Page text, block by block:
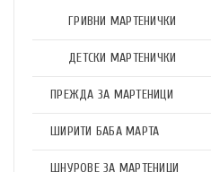
ГРИВНИ МАРТЕНИЧКИ
ДЕТСКИ МАРТЕНИЧКИ
ПРЕЖДА ЗА МАРТЕНИЦИ
ШИРИТИ БАБА МАРТА
ШНУРОВЕ ЗА МАРТЕНИЦИ